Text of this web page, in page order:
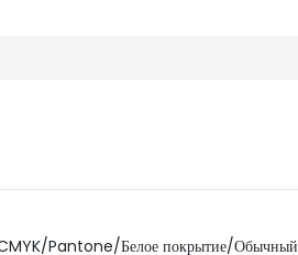
Pantone/Белое покрытие/Обычный